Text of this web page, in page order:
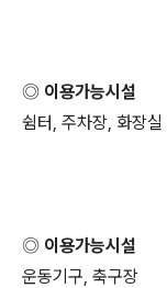
◎ 이용가능시설
쉼터, 주차장, 화장실
◎ 이용가능시설
운동기구, 축구장